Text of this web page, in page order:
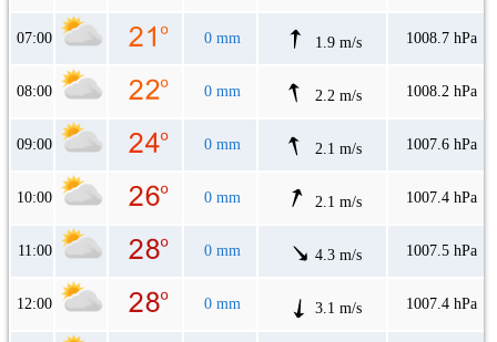
07:00 0 mm 1.9 m/s 1008.7 hPa
08:00 0 mm 2.2 m/s 1008.2 hPa
09:00 0 mm 2.1 m/s 1007.6 hPa
10:00 0 mm 2.1 m/s 1007.4 hPa
11:00 0 mm 4.3 m/s 1007.5 hPa
12:00 0 mm 3.1 m/s 1007.4 hPa